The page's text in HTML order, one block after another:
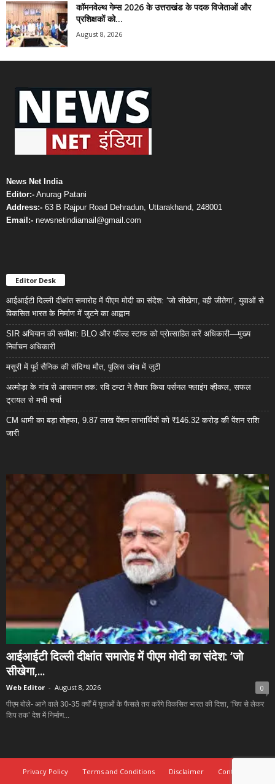
कॉमनवेल्थ गेम्स 2026 के उत्तराखंड के पदक विजेताओं और
प्रशिक्षकों को...
August 8, 2026
News Net India
Editor:- Anurag Patani
Address:- 63 B Rajpur Road Dehradun, Uttarakhand, 248001
Email:- newsnetindiamail@gmail.com
Editor Desk
आईआईटी दिल्ली दीक्षांत समारोह में पीएम मोदी का संदेश: ‘जो सीखेगा, वही जीतेगा’, युवाओं से
विकसित भारत के निर्माण में जुटने का आह्वान
SIR अभियान की समीक्षा: BLO और फील्ड स्टाफ को प्रोत्साहित करें अधिकारी—मुख्य
निर्वाचन अधिकारी
मसूरी में पूर्व सैनिक की संदिग्ध मौत, पुलिस जांच में जुटी
अल्मोड़ा के गांव से आसमान तक: रवि टम्टा ने तैयार किया पर्सनल फ्लाइंग व्हीकल, सफल
ट्रायल से मची चर्चा
CM धामी का बड़ा तोहफा, 9.87 लाख पेंशन लाभार्थियों को ₹146.32 करोड़ की पेंशन राशि
जारी
आईआईटी दिल्ली दीक्षांत समारोह में पीएम मोदी का संदेश: ‘जो
सीखेगा,...
Web Editor - August 8, 2026 0
पीएम बोले- आने वाले 30-35 वर्षों में युवाओं के फैसले तय करेंगे विकसित भारत की दिशा, ‘चिप से लेकर
शिप तक’ देश में निर्माण...
Privacy Policy Terms and Conditions Disclaimer Contact Us